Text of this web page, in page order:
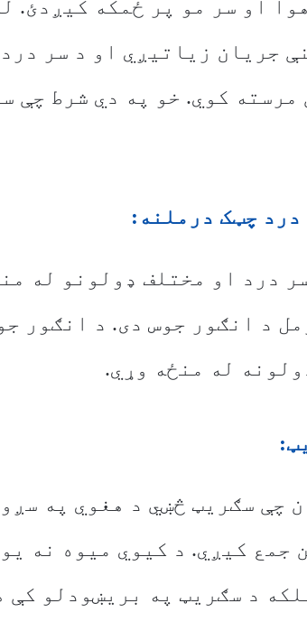
او سر مو پر ځمکه کیږدئ.
جریان زیاتیږي او د سر
مرسته کوي. خو په دي شرط چې
درد او مختلف ډولونو له
د انګور جوس دی. د انګور
له منځه وړي.
چې سګریټ څښي د هغوي په
جمع کیږي. د کیوي میوه نه
د سګریټ په بریښودلو